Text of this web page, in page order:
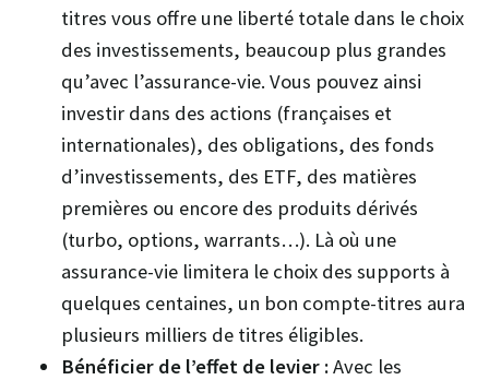
titres vous offre une liberté totale dans le choix
des investissements, beaucoup plus grandes
qu’avec l’assurance-vie. Vous pouvez ainsi
investir dans des actions (françaises et
internationales), des obligations, des fonds
d’investissements, des ETF, des matières
premières ou encore des produits dérivés
(turbo, options, warrants…). Là où une
assurance-vie limitera le choix des supports à
quelques centaines, un bon compte-titres aura
plusieurs milliers de titres éligibles.
Bénéficier de l’effet de levier :Avec les